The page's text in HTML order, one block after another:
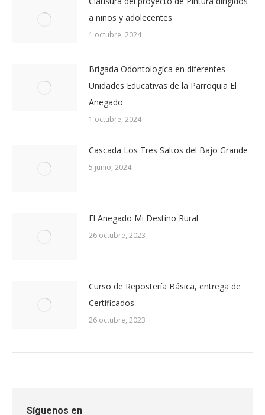
a niños y adolecentes
1 octubre, 2024
Brigada Odontologíca en diferentes
Unidades Educativas de la Parroquia El
Anegado
1 octubre, 2024
Cascada Los Tres Saltos del Bajo Grande
5 junio, 2024
El Anegado Mi Destino Rural
26 octubre, 2023
Curso de Repostería Básica, entrega de
Certificados
26 octubre, 2023
Síguenos en